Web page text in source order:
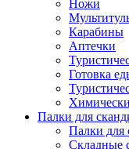
Ножи
Карабины
Аптечки
Готовка
Палки для
Палки для
Складные